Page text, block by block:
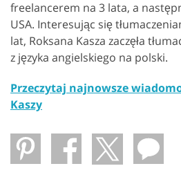
freelancerem na 3 lata, a
USA. Interesując się
lat, Roksana Kasza zaczęła
z języka angielskiego na polski.
Przeczytaj najnowsze
Kaszy